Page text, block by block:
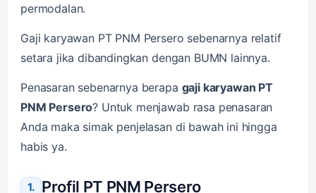
permodalan.
Gaji karyawan PT PNM Persero sebenarnya relatif
setara jika dibandingkan dengan BUMN lainnya.
Penasaran sebenarnya berapa gaji karyawan PT
PNM Persero? Untuk menjawab rasa penasaran
Anda maka simak penjelasan di bawah ini hingga
habis ya.
Profil PT PNM Persero